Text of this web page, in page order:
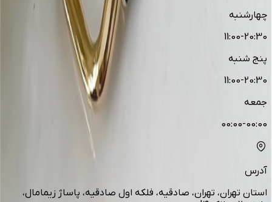
چهارشنبه
11:00-20:30
پنج شنبه
11:00-20:30
جمعه
00:00-00:00
آدرس
استان تهران، تهران، صادقیه، فلکه اول صادقیه، پاساژ زیمامال،